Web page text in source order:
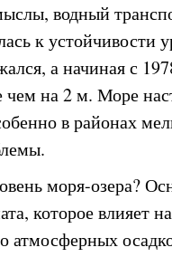
водный
к устойчивости
а начиная с
чем на 2 м. Море
в районах
моря-озера?
которое влияет
атмосферных